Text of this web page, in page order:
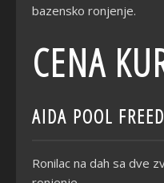
bazensko ronjenje.
CENA
AIDA POOL
Ronilac na dah sa dve